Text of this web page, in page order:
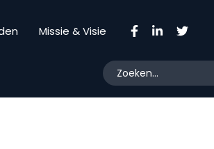
Missie & Visie